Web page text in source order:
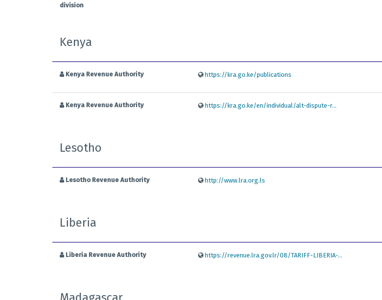
division
Kenya
Kenya Revenue Authority https://kra.go.ke/publications
Kenya Revenue Authority https://kra.go.ke/en/individual/alt-dispute-r...
Lesotho
Lesotho Revenue Authority http://www.lra.org.ls
Liberia
Liberia Revenue Authority https://revenue.lra.gov.lr/08/TARIFF-LIBERIA-...